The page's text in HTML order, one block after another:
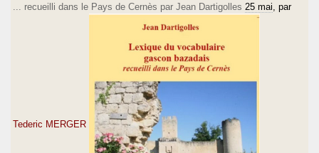
... recueilli dans le Pays de Cernès par Jean Dartigolles 25 mai , par
Tederic MERGER